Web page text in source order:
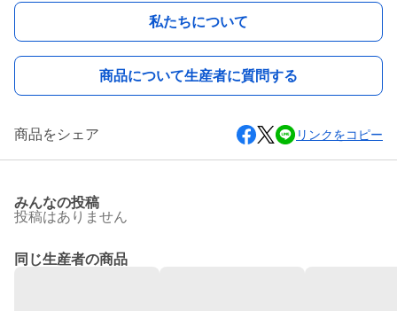
私たちについて
商品について生産者に質問する
商品をシェア リンクをコピー
みんなの投稿
投稿はありません
同じ生産者の商品